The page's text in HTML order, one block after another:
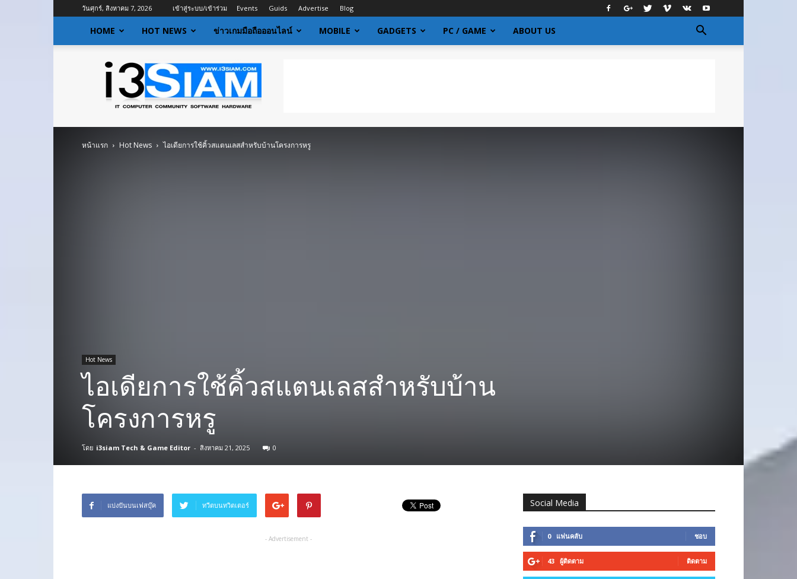
วันศุกร์, สิงหาคม 7, 2026 เข้าสู่ระบบ/เข้าร่วม Events Guids Advertise Blog
HOME HOT NEWS ข่าวเกมมือถือออนไลน์ MOBILE GADGETS PC / GAME ABOUT US
I3siam
ข่าว
ไอที
ข้อมูล
ข่าวสาร
หน้าแรก Hot News ไอเดียการใช้คิ้วสแตนเลสสำหรับบ้านโครงการหรู
Hot News
ไอเดียการใช้คิ้วสแตนเลสสำหรับบ้าน
โครงการหรู
โดย i3siam Tech & Game Editor - สิงหาคม 21, 2025 0
แบ่งปันบนเฟสบุ๊ค ทวีตบนทวิตเตอร์
- Advertisement -
Social Media
0 แฟนคลับ ชอบ
43 ผู้ติดตาม ติดตาม